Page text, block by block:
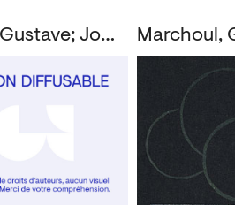
Marchoul, Gustave; Jones, Philippe